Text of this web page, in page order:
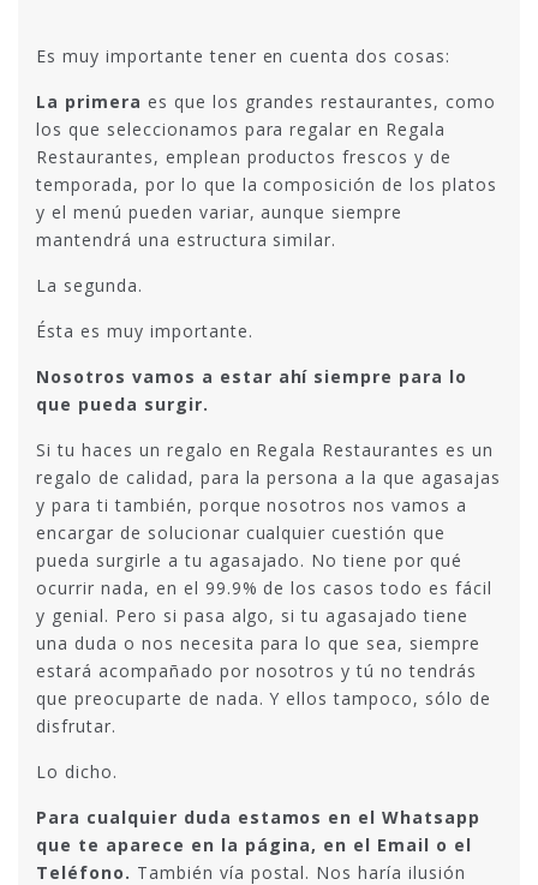
Es muy importante tener en cuenta dos cosas:
La primera es que los grandes restaurantes, como
los que seleccionamos para regalar en Regala
Restaurantes, emplean productos frescos y de
temporada, por lo que la composición de los platos
y el menú pueden variar, aunque siempre
mantendrá una estructura similar.
La segunda.
Ésta es muy importante.
Nosotros vamos a estar ahí siempre para lo
que pueda surgir.
Si tu haces un regalo en Regala Restaurantes es un
regalo de calidad, para la persona a la que agasajas
y para ti también, porque nosotros nos vamos a
encargar de solucionar cualquier cuestión que
pueda surgirle a tu agasajado. No tiene por qué
ocurrir nada, en el 99.9% de los casos todo es fácil
y genial. Pero si pasa algo, si tu agasajado tiene
una duda o nos necesita para lo que sea, siempre
estará acompañado por nosotros y tú no tendrás
que preocuparte de nada. Y ellos tampoco, sólo de
disfrutar.
Lo dicho.
Para cualquier duda estamos en el Whatsapp
que te aparece en la página, en el Email o el
Teléfono. También vía postal. Nos haría ilusión